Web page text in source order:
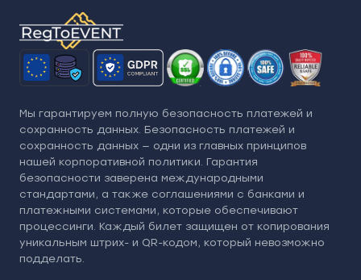
Мы гарантируем полную безопасность платежей и
сохранность данных. Безопасность платежей и
сохранность данных — одни из главных принципов
нашей корпоративной политики. Гарантия
безопасности заверена международными
стандартами, а также соглашениями с банками и
платежными системами, которые обеспечивают
процессинги. Каждый билет защищен от копирования
уникальным штрих- и QR-кодом, который невозможно
подделать.